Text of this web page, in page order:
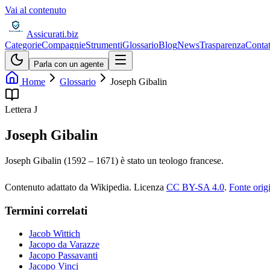
Vai al contenuto
Assicurati.biz
CategorieCompagnieStrumentiGlossarioBlogNewsTrasparenza
Parla con un agente
Home Glossario Joseph Gibalin
Lettera J
Joseph Gibalin
Joseph Gibalin (1592 – 1671) è stato un teologo francese.
Contenuto adattato da Wikipedia. Licenza CC BY-SA 4.0. Fonte
Termini correlati
Jacob Wittich
Jacopo da Varazze
Jacopo Passavanti
Jacopo Vinci